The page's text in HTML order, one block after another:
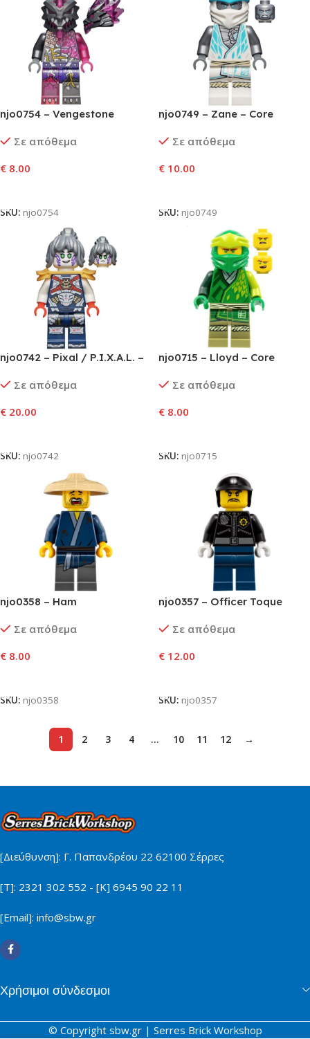
njo0754 – Vengestone
Σε απόθεμα
€ 8.00
SKU: njo0754
njo0749 – Zane – Core
Σε απόθεμα
€ 10.00
SKU: njo0749
njo0742 – Pixal / P.I.X.A.L. –
Σε απόθεμα
€ 20.00
SKU: njo0742
njo0715 – Lloyd – Core
Σε απόθεμα
€ 8.00
SKU: njo0715
njo0358 – Ham
Σε απόθεμα
€ 8.00
SKU: njo0358
njo0357 – Officer Toque
Σε απόθεμα
€ 12.00
SKU: njo0357
1 2 3 4 … 10 11 12 →
[Διεύθυνση]: Γ. Παπανδρέου 22 62100 Σέρρες
[Τ]: 2321 302 552 - [Κ] 6945 90 22 11
[Email]: info@sbw.gr
Χρήσιμοι σύνδεσμοι
© Copyright sbw.gr | Serres Brick Workshop